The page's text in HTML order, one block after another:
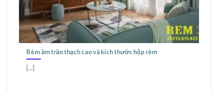
Rèm âm trần thạch cao và kích thước hộp rèm
[...]